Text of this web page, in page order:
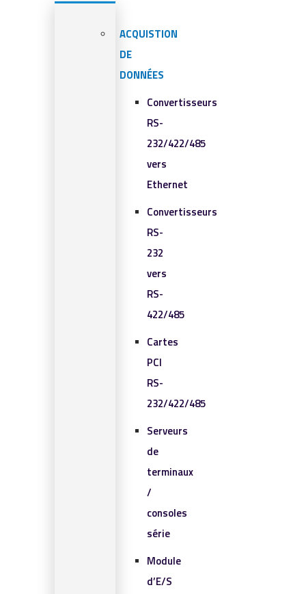
ACQUISTION
DE
DONNÉES
Convertisseurs
RS-
232/422/485
vers
Ethernet
Convertisseurs
RS-
232
vers
RS-
422/485
Cartes
PCI
RS-
232/422/485
Serveurs
de
terminaux
/
consoles
série
Module
d’E/S